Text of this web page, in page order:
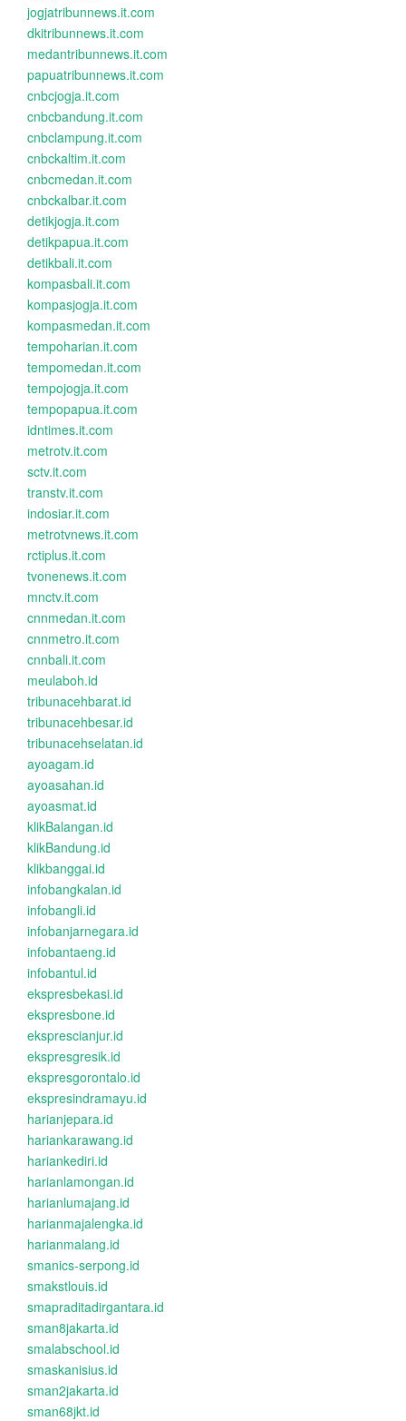
jogjatribunnews.it.com
dkitribunnews.it.com
medantribunnews.it.com
papuatribunnews.it.com
cnbcjogja.it.com
cnbcbandung.it.com
cnbclampung.it.com
cnbckaltim.it.com
cnbcmedan.it.com
cnbckalbar.it.com
detikjogja.it.com
detikpapua.it.com
detikbali.it.com
kompasbali.it.com
kompasjogja.it.com
kompasmedan.it.com
tempoharian.it.com
tempomedan.it.com
tempojogja.it.com
tempopapua.it.com
idntimes.it.com
metrotv.it.com
sctv.it.com
transtv.it.com
indosiar.it.com
metrotvnews.it.com
rctiplus.it.com
tvonenews.it.com
mnctv.it.com
cnnmedan.it.com
cnnmetro.it.com
cnnbali.it.com
meulaboh.id
tribunacehbarat.id
tribunacehbesar.id
tribunacehselatan.id
ayoagam.id
ayoasahan.id
ayoasmat.id
klikBalangan.id
klikBandung.id
klikbanggai.id
infobangkalan.id
infobangli.id
infobanjarnegara.id
infobantaeng.id
infobantul.id
ekspresbekasi.id
ekspresbone.id
eksprescianjur.id
ekspresgresik.id
ekspresgorontalo.id
ekspresindramayu.id
harianjepara.id
hariankarawang.id
hariankediri.id
harianlamongan.id
harianlumajang.id
harianmajalengka.id
harianmalang.id
smanics-serpong.id
smakstlouis.id
smapraditadirgantara.id
sman8jakarta.id
smalabschool.id
smaskanisius.id
sman2jakarta.id
sman68jkt.id